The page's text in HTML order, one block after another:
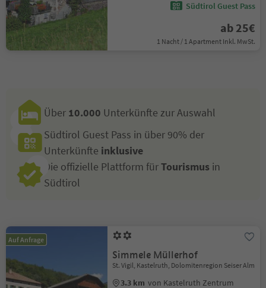
Südtirol Guest Pass
ab 25€
1 Nacht / 1 Apartment Inkl. MwSt.
Über 10.000 Unterkünfte zur Auswahl
Südtirol Guest Pass in über 90% der
Unterkünfte inklusive
Die offizielle Plattform fürTourismus in
Südtirol
Auf Anfrage
Simmele Müllerhof
St. Vigil, Kastelruth, Dolomitenregion Seiser Alm
3.3 km von Kastelruth Zentrum